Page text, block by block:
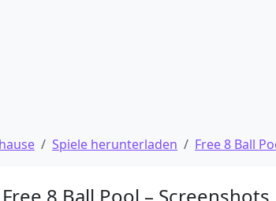
Spiele herunterladen Free 8 Ball